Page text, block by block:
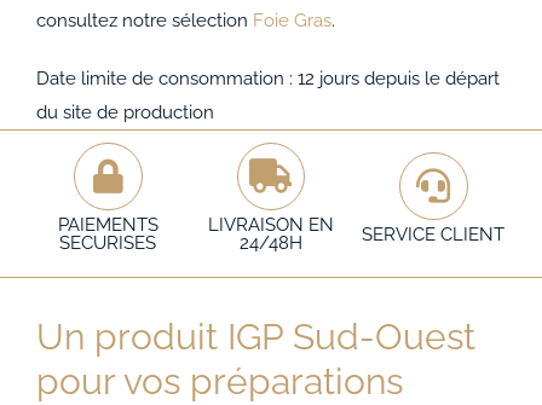
consultez notre sélection Foie Gras.
Date limite de consommation : 12 jours depuis le départ
du site de production
PAIEMENTS
SECURISES
LIVRAISON EN
24/48H
SERVICE CLIENT
Un produit IGP Sud-Ouest
pour vos préparations